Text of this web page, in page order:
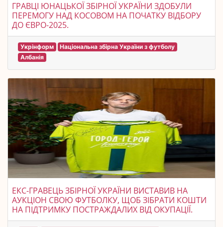
ГРАВЦІ ЮНАЦЬКОЇ ЗБІРНОЇ УКРАЇНИ ЗДОБУЛИ
ПЕРЕМОГУ НАД КОСОВОМ НА ПОЧАТКУ ВІДБОРУ
ДО ЄВРО-2025.
Укрінформ
Національна збірна України з футболу
Албанія
ЕКС-ГРАВЕЦЬ ЗБІРНОЇ УКРАЇНИ ВИСТАВИВ НА
АУКЦІОН СВОЮ ФУТБОЛКУ, ЩОБ ЗІБРАТИ КОШТИ
НА ПІДТРИМКУ ПОСТРАЖДАЛИХ ВІД ОКУПАЦІЇ.